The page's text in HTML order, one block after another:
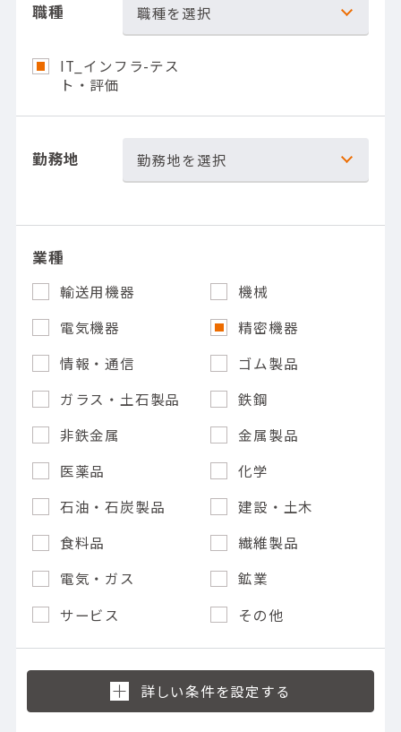
職種 職種を選択
IT_インフラ-テス
ト・評価
勤務地 勤務地を選択
業種
輸送用機器
機械
電気機器
精密機器
情報・通信
ゴム製品
ガラス・土石製品
鉄鋼
非鉄金属
金属製品
医薬品
化学
石油・石炭製品
建設・土木
食料品
繊維製品
電気・ガス
鉱業
サービス
その他